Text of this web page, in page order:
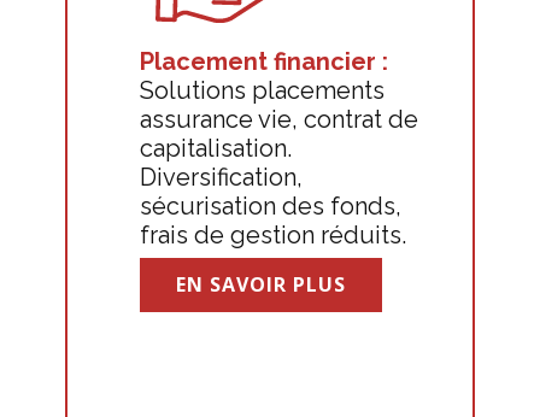
Placement financier :
Solutions placements
assurance vie, contrat de
capitalisation.
Diversification,
sécurisation des fonds,
frais de gestion réduits.
EN SAVOIR PLUS